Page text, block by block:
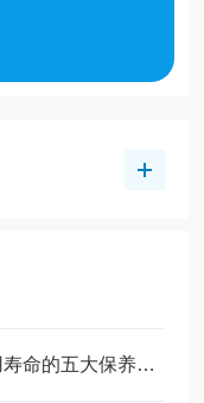
延长加热磁力搅拌器EVO HS1使用寿命的五大保养技巧